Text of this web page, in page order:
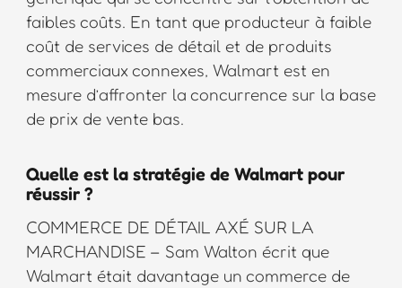
faibles coûts. En tant que producteur à faible
coût de services de détail et de produits
commerciaux connexes, Walmart est en
mesure d’affronter la concurrence sur la base
de prix de vente bas.
Quelle est la stratégie de Walmart pour
réussir ?
COMMERCE DE DÉTAIL AXÉ SUR LA
MARCHANDISE – Sam Walton écrit que
Walmart était davantage un commerce de